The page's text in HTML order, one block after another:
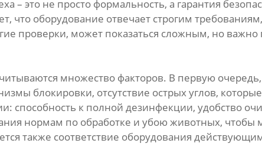
– это не просто формальность, а гарантия
что оборудование отвечает строгим
проверки, может показаться сложным, но
множество факторов. В первую
блокировки, отсутствие острых углов,
способность к полной дезинфекции, удобство
нормам по обработке и убою животных, чтобы
также соответствие оборудования